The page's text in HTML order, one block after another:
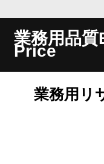
業務用品
Price
業務用リ